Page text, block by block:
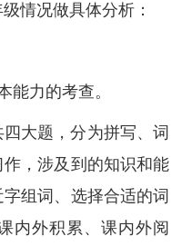
情况做具体分析：
能力的考查。
大题，分为拼写、词
，涉及到的知识和能
组词、选择合适的词
内外积累、课内外阅